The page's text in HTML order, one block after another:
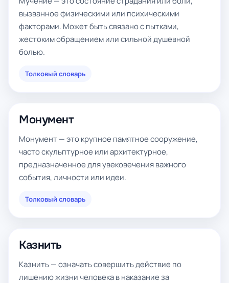
вызванное физическими или психическими
факторами. Может быть связано с пытками,
жестоким обращением или сильной душевной
болью.
Толковый словарь
Монумент
Монумент — это крупное памятное сооружение,
часто скульптурное или архитектурное,
предназначенное для увековечения важного
события, личности или идеи.
Толковый словарь
Казнить
Казнить — означать совершить действие по
лишению жизни человека в наказание за